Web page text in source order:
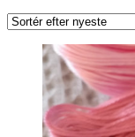
seneste